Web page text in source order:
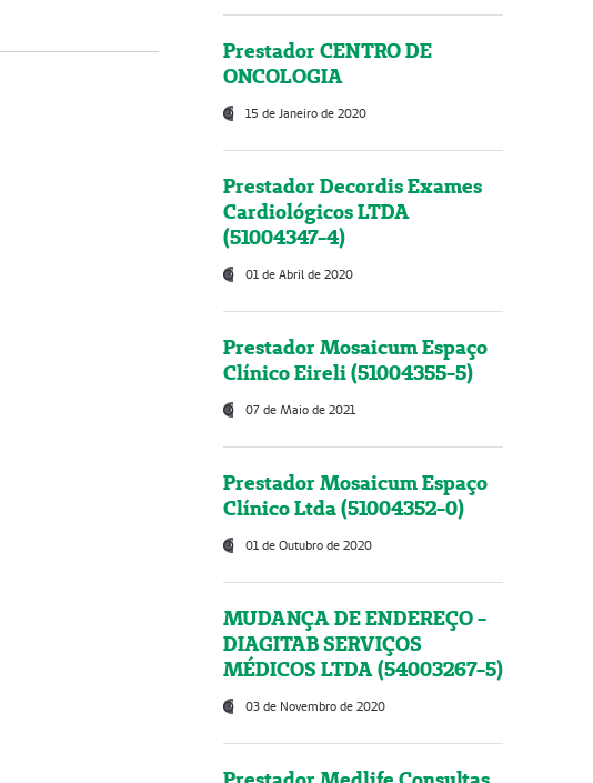
Prestador CENTRO DE
ONCOLOGIA
15 de Janeiro de 2020
Prestador Decordis Exames
Cardiológicos LTDA
(51004347-4)
01 de Abril de 2020
Prestador Mosaicum Espaço
Clínico Eireli (51004355-5)
07 de Maio de 2021
Prestador Mosaicum Espaço
Clínico Ltda (51004352-0)
01 de Outubro de 2020
MUDANÇA DE ENDEREÇO -
DIAGITAB SERVIÇOS
MÉDICOS LTDA (54003267-5)
03 de Novembro de 2020